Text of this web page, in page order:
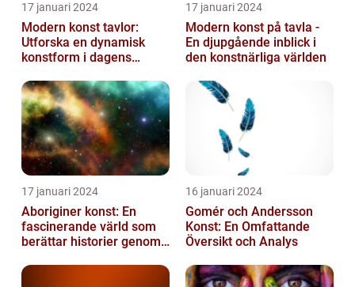
17 januari 2024
Modern konst tavlor:
Utforska en dynamisk
konstform i dagens
17 januari 2024
Modern konst på tavla -
En djupgående inblick i
den konstnärliga världen
17 januari 2024
Aboriginer konst: En
fascinerande värld som
berättar historier genom
16 januari 2024
Gomér och Andersson
Konst: En Omfattande
Översikt och Analys